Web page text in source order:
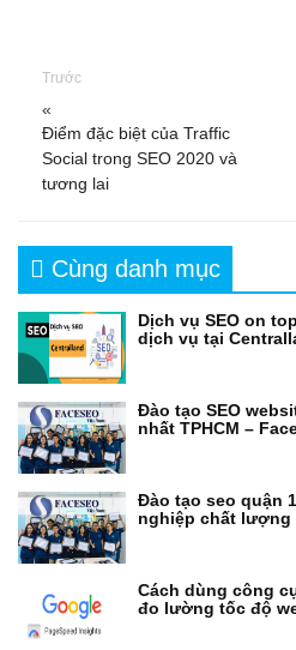
Trước
«
Điểm đặc biệt của Traffic
Social trong SEO 2020 và
tương lai
Cùng danh mục
Dịch vụ SEO on
dịch vụ tại
Đào tạo SEO
nhất TPHCM –
Đào tạo seo quận
nghiệp chất lượng
Cách dùng công
đo lường tốc độ